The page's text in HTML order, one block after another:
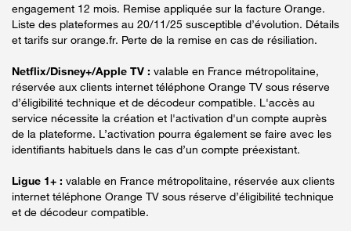
engagement 12 mois. Remise appliquée sur la facture Orange.
Liste des plateformes au 20/11/25 susceptible d’évolution. Détails
et tarifs sur orange.fr. Perte de la remise en cas de résiliation.
Netflix/Disney+/Apple TV : valable en France métropolitaine,
réservée aux clients internet téléphone Orange TV sous réserve
d’éligibilité technique et de décodeur compatible. L'accès au
service nécessite la création et l'activation d'un compte auprès
de la plateforme. L’activation pourra également se faire avec les
identifiants habituels dans le cas d’un compte préexistant.
Ligue 1+ : valable en France métropolitaine, réservée aux clients
internet téléphone Orange TV sous réserve d’éligibilité technique
et de décodeur compatible.